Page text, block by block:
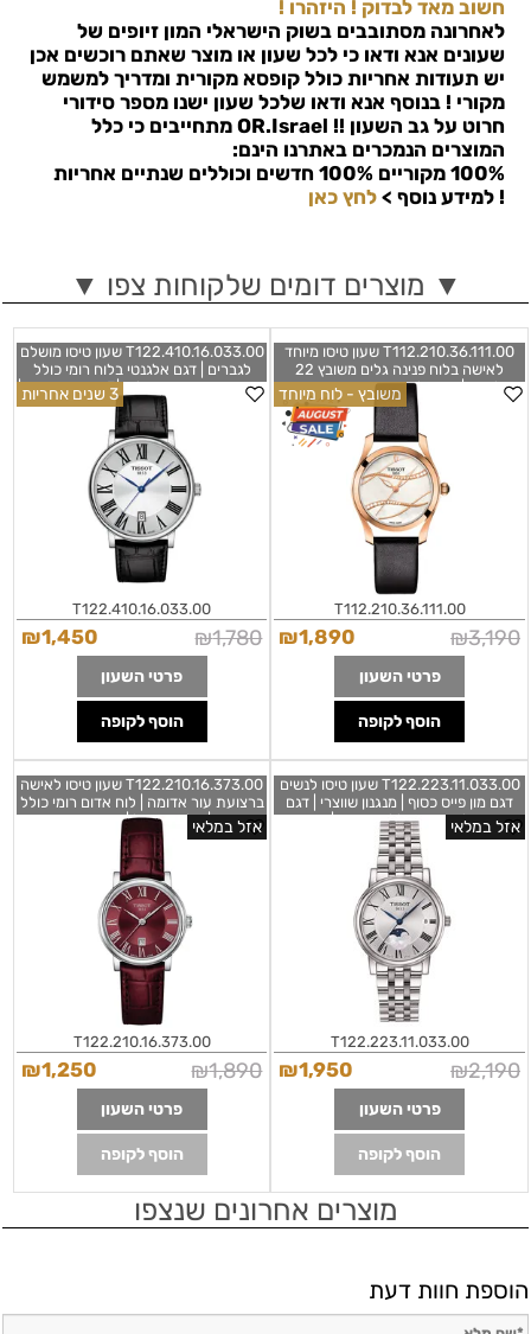
חשוב מאד לבדוק ! היזהרו !
לאחרונה מסתובבים בשוק הישראלי המון זיופים של
שעונים אנא ודאו כי לכל שעון או מוצר שאתם רוכשים אכן
יש תעודות אחריות כולל קופסא מקורית ומדריך למשמש
מקורי ! בנוסף אנא ודאו שלכל שעון ישנו מספר סידורי
חרוט על גב השעון !! OR.Israel מתחייבים כי כלל
המוצרים הנמכרים באתרנו הינם:
100% מקוריים 100% חדשים וכוללים שנתיים אחריות
! למידע נוסף > לחץ כאן
▼ מוצרים דומים שלקוחות צפו ▼
T112.210.36.111.00 שעון טיסו מיוחד
לאישה בלוח פנינה גלים משובץ 22
יהלומים | רוז גולד ברצועת עור שנתיים
אחריות | מלאי מוגבל | Tissot T-Wave
White Mother of Pearl Diamond Dial
T1122103611100
משובץ - לוח מיוחד
T112.210.36.111.00
₪3,190
₪1,890
פרטי השעון
הוסף לקופה
T122.410.16.033.00 שעון טיסו מושלם
לגברים | דגם אלגנטי בלוח רומי כולל
תאריכון ומחוגים כחולים |3 שנים אחריות |
Tissot Carson Premium Quartz
Black Leather 40mm Watch
T1224101603300
3 שנים אחריות
T122.410.16.033.00
₪1,780
₪1,450
פרטי השעון
הוסף לקופה
T122.223.11.033.00 שעון טיסו לנשים
דגם מון פייס כסוף | מנגנון שווצרי | דגם
מיוחד בלוח רומי כולל תאריכון | אחריות
יבואן רשמי | Tissot Carson Premium
Lady Moonphase Women's Watch
T1222231103300
אזל במלאי
T122.223.11.033.00
₪2,190
₪1,950
פרטי השעון
הוסף לקופה
T122.210.16.373.00 שעון טיסו לאישה
ברצועת עור אדומה | לוח אדום רומי כולל
תאריכון | מלאי מוגבל | מנגנון שווצרי עם
שנתיים אחריות | Tissot T-Classic
T1222101637300 Carson Premium
Watch
אזל במלאי
T122.210.16.373.00
₪1,890
₪1,250
פרטי השעון
הוסף לקופה
מוצרים אחרונים שנצפו
הוספת חוות דעת